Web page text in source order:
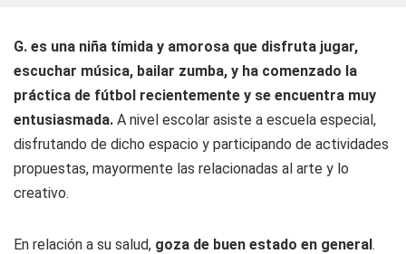
G. es una niña tímida y amorosa que disfruta jugar,
escuchar música, bailar zumba, y ha comenzado la
práctica de fútbol recientemente y se encuentra muy
entusiasmada. A nivel escolar asiste a escuela especial,
disfrutando de dicho espacio y participando de actividades
propuestas, mayormente las relacionadas al arte y lo
creativo.
En relación a su salud, goza de buen estado en general.